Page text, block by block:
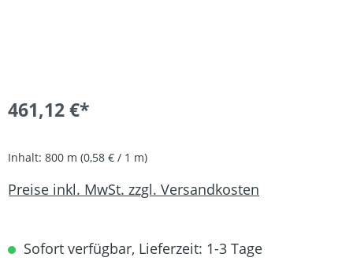
461,12 €*
Inhalt: 800 m (0,58 € / 1 m)
Preise inkl. MwSt. zzgl. Versandkosten
Sofort verfügbar, Lieferzeit: 1-3 Tage